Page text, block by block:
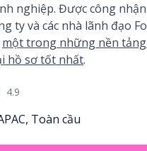
nghiệp. Được công
ty và các nhà lãnh đạo
một trong những nền
hồ sơ tốt nhất.
4.9
Toàn cầu